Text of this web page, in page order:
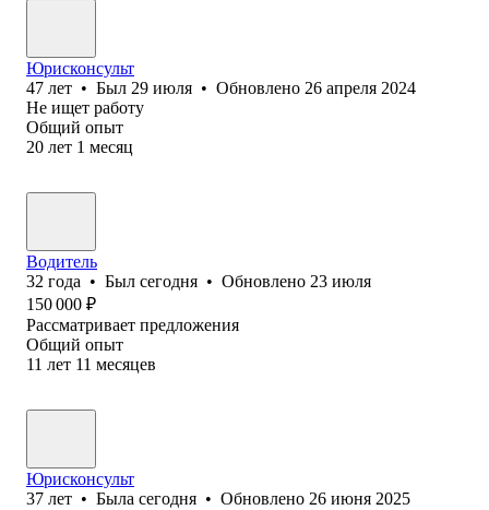
Юрисконсульт
47 лет • Был 29 июля • Обновлено 26 апреля 2024
Не ищет работу
Общий опыт
20 лет 1 месяц
Водитель
32 года • Был сегодня • Обновлено 23 июля
150 000 ₽
Рассматривает предложения
Общий опыт
11 лет 11 месяцев
Юрисконсульт
37 лет • Была сегодня • Обновлено 26 июня 2025